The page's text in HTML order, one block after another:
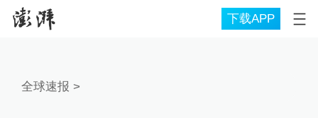
下载APP
全球速报 >